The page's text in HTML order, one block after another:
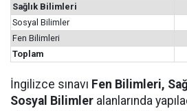
Sağlık Bilimleri
Sosyal Bilimler
Fen Bilimleri
Toplam
İngilizce sınavı Fen Bilimleri,
Sosyal Bilimler alanlarında